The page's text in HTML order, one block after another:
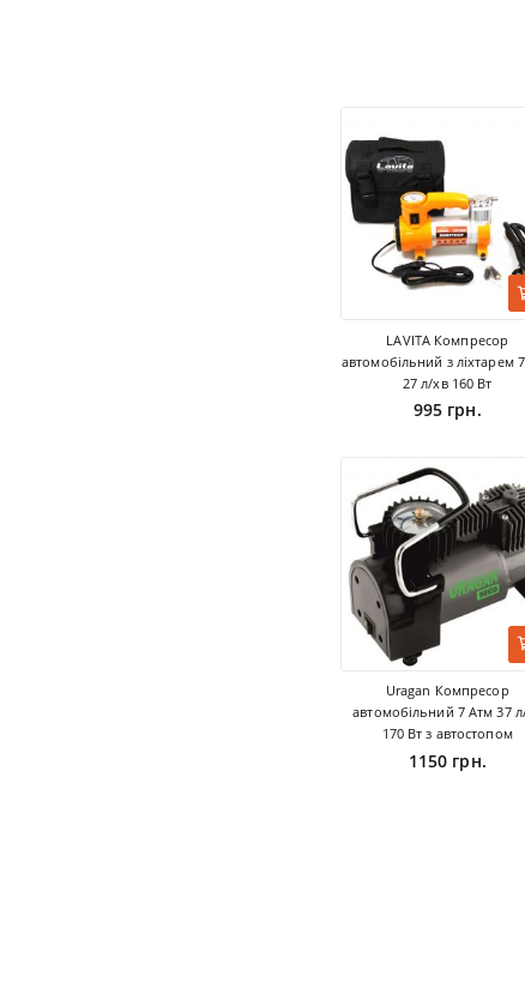
LAVITA Компресор
автомобільний з ліхтарем
27 л/хв 160 Вт
995 грн.
Uragan Компресор
автомобільний 7 Атм 37
170 Вт з автостопом
1150 грн.